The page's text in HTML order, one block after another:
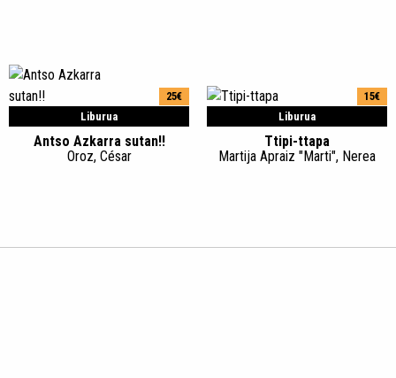
Liburua
25€
Antso Azkarra sutan!!
Oroz, César
Liburua
15€
Ttipi-ttapa
Martija Apraiz "Marti", Nerea